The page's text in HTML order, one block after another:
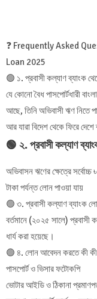
❓ Frequently Asked
Loan 2025
🟢 ১. প্রবাসী কল্যাণ ব্যাংক
যে কোনো বৈধ পাসপোর্টধারী
আছে, তিনি অভিবাসী ঋণ নিতে
আর যারা বিদেশ থেকে ফিরে
🟢 ২. প্রবাসী কল্যাণ
অভিবাসন ঋণের ক্ষেত্রে সর্বোচ্চ
টাকা পর্যন্ত লোন পাওয়া যায়
🟢 ৩. প্রবাসী কল্যাণ ব্যাংক
বর্তমানে (২০২৫ সালে)
ধার্য করা হয়েছে।
🟢 ৪. লোন আবেদন করতে কী
পাসপোর্ট ও ভিসার ফটোকপি
ভোটার আইডি ও ঠিকানা